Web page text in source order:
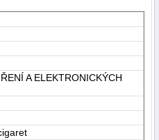
A ELEKTRONICKÝCH